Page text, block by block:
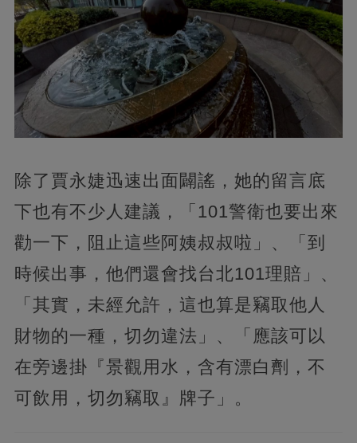
除了賈永婕迅速出面闢謠，她的留言底
下也有不少人建議，「101警衛也要出來
勸一下，阻止這些阿姨叔叔啦」、「到
時候出事，他們還會找台北101理賠」、
「其實，未經允許，這也算是竊取他人
財物的一種，切勿違法」、「應該可以
在旁邊掛『景觀用水，含有漂白劑，不
可飲用，切勿竊取』牌子」。